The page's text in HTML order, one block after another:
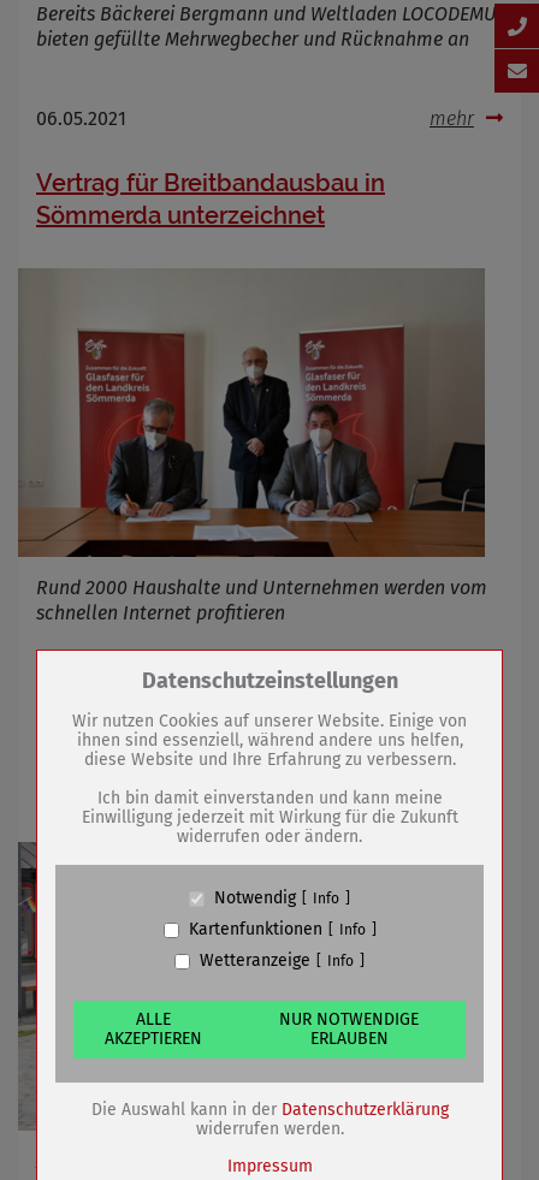
Bereits Bäckerei Bergmann und Weltladen LOCODEMU
bieten gefüllte Mehrwegbecher und Rücknahme an
06.05.2021 mehr
Vertrag für Breitbandausbau in
Sömmerda unterzeichnet
Rund 2000 Haushalte und Unternehmen werden vom
schnellen Internet profitieren
Neuer Anlauf für Regenbogentour 2021
von Arnstadt nach Sömmerda
Als Termin für die Radtour für krebskranke Kinder wird
Zum Betrieb der Seite notwendige Cookies /
Name
PHP Session Cookie
Anbieter
Eigentümer dieser Website (Wenko-
Wenselaar GmbH & Co. KG)
Absicherung Kontaktformular / SPAM
Cookiespeicherung Entscheidungscookie
Anbieter
Eigentümer dieser Website (Wenko-
Wenselaar GmbH & Co. KG)
Zweck
Speichert die Einstellungen der Besucher
bezüglich der Speicherung von Cookies.
Cookie Name
dywc
Cookie Laufzeit
1 Jahr
Datenschutzeinstellungen
Wir nutzen Cookies auf unserer Website. Einige von
ihnen sind essenziell, während andere uns helfen,
diese Website und Ihre Erfahrung zu verbessern.
Ich bin damit einverstanden und kann meine
Einwilligung jederzeit mit Wirkung für die Zukunft
widerrufen oder ändern.
Notwendig Info
Kartenfunktionen Info
Wetteranzeige Info
ALLE
AKZEPTIEREN
NUR NOTWENDIGE
ERLAUBEN
Die Auswahl kann in der Datenschutzerklärung
widerrufen werden.
Impressum